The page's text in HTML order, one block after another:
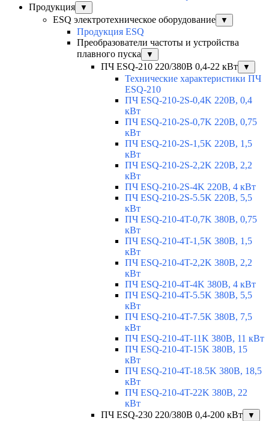
Продукция
▼
ESQ электротехническое оборудование ▼
Продукция ESQ
Преобразователи частоты и устройства
плавного пуска
▼
ПЧ ESQ-210 220/380В 0,4-22 кВт ▼
Технические характеристики ПЧ
ESQ-210
ПЧ ESQ-210-2S-0,4K 220В, 0,4
кВт
ПЧ ESQ-210-2S-0,7K 220В, 0,75
кВт
ПЧ ESQ-210-2S-1,5K 220В, 1,5
кВт
ПЧ ESQ-210-2S-2,2K 220В, 2,2
кВт
ПЧ ESQ-210-2S-4K 220В, 4 кВт
ПЧ ESQ-210-2S-5.5K 220В, 5,5
кВт
ПЧ ESQ-210-4T-0,7K 380В, 0,75
кВт
ПЧ ESQ-210-4T-1,5K 380В, 1,5
кВт
ПЧ ESQ-210-4T-2,2K 380В, 2,2
кВт
ПЧ ESQ-210-4T-4K 380В, 4 кВт
ПЧ ESQ-210-4T-5.5K 380В, 5,5
кВт
ПЧ ESQ-210-4T-7.5K 380В, 7,5
кВт
ПЧ ESQ-210-4T-11K 380В, 11 кВт
ПЧ ESQ-210-4T-15K 380В, 15
кВт
ПЧ ESQ-210-4T-18.5K 380В, 18,5
кВт
ПЧ ESQ-210-4T-22K 380В, 22
кВт
ПЧ ESQ-230 220/380В 0,4-200 кВт
▼